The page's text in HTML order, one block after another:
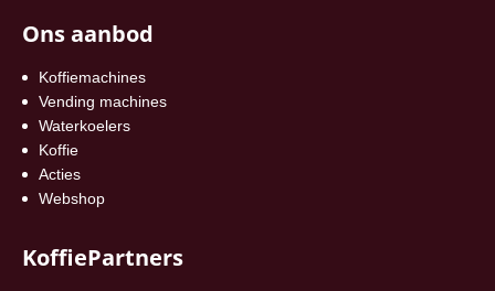
Ons aanbod
Koffiemachines
Vending machines
Waterkoelers
Koffie
Acties
Webshop
KoffiePartners